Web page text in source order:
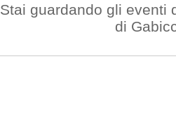
Stai guardando gli eventi
di